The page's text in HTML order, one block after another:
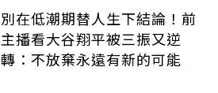
別在低潮期替人生下結論！前
主播看大谷翔平被三振又逆
轉：不放棄永遠有新的可能